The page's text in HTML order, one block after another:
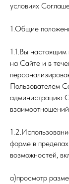
условиях
1.Общие
1.1.Вы настоящим
на Сайте и в
Пользователем
администрацию
форме в
возможностей,
а)просмотр